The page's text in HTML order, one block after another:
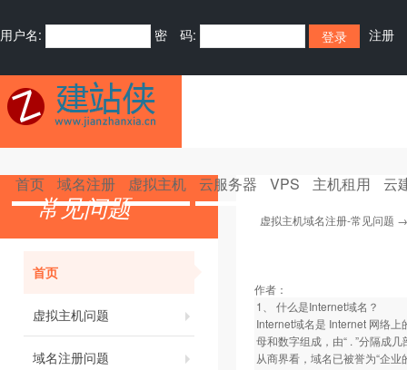
用户名: 密 码: 注册
首页 域名注册 虚拟主机 云服务器 VPS 主机租用 云
常见问题
首页
虚拟主机问题
域名注册问题
虚拟主机域名注册-常见问题
作者：
1、 什么是Internet域名？
Internet域名是 Internet 网络
母和数字组成，由“ . ”分隔成
从商界看，域名已被誉为“企